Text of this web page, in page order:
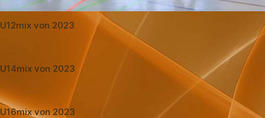
U12mix von 2023
U14mix von 2023
U16mix von 2023